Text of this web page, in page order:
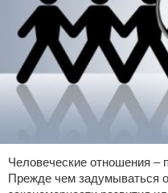
Человеческие отношения –
Прежде чем задумываться